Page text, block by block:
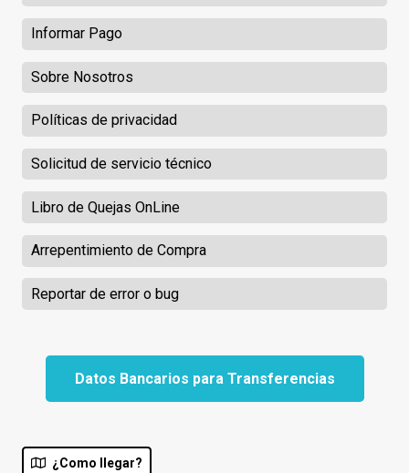
Informar Pago
Sobre Nosotros
Políticas de privacidad
Solicitud de servicio técnico
Libro de Quejas OnLine
Arrepentimiento de Compra
Reportar de error o bug
Datos Bancarios para Transferencias
¿Como llegar?